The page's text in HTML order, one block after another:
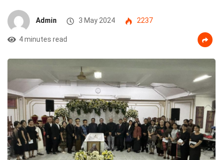
Admin 3 May 2024 2237
4 minutes read